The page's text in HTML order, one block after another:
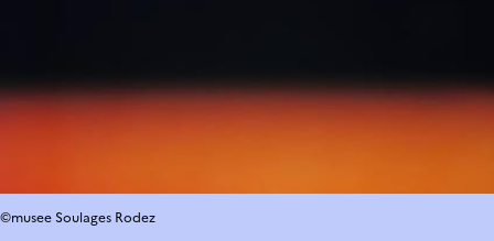
©musee Soulages Rodez